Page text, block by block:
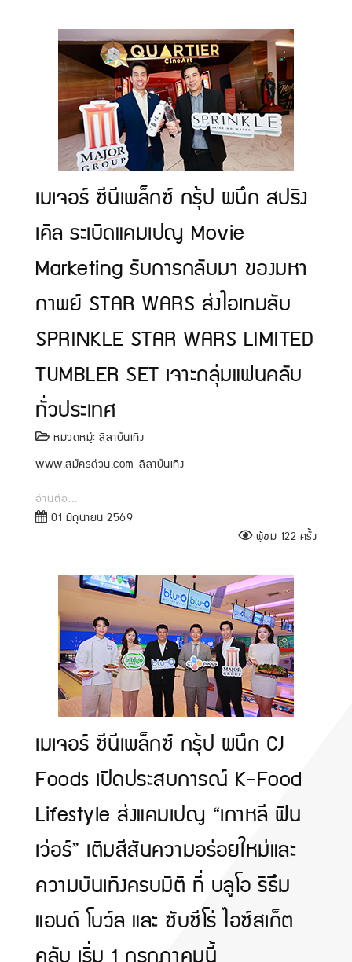
เมเจอร์ ซีนีเพล็กซ์ กรุ้ป ผนึก สปริง
เคิล ระเบิดแคมเปญ Movie
Marketing รับการกลับมา ของมหา
กาพย์ STAR WARS ส่งไอเทมลับ
SPRINKLE STAR WARS LIMITED
TUMBLER SET เจาะกลุ่มแฟนคลับ
ทั่วประเทศ
หมวดหมู่: ลีลาบันเทิง
www.สมัครด่วน.com-ลีลาบันเทิง
อ่านต่อ...
01 มิถุนายน 2569
ผู้ชม 122 ครั้ง
เมเจอร์ ซีนีเพล็กซ์ กรุ้ป ผนึก CJ
Foods เปิดประสบการณ์ K-Food
Lifestyle ส่งแคมเปญ “เกาหลี ฟิน
เว่อร์” เติมสีสันความอร่อยใหม่และ
ความบันเทิงครบมิติ ที่ บลูโอ ริธึม
แอนด์ โบว์ล และ ซับซีโร่ ไอซ์สเก็ต